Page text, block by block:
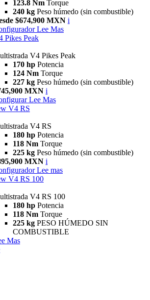
123.8 Nm Torque
240 kg Peso húmedo (sin combustible)
$674,900 MXN i
Lee Mas
Pikes Peak
V4 Pikes Peak
170 hp Potencia
124 Nm Torque
227 kg Peso húmedo (sin combustible)
MXN i
Lee Mas
V4 RS
V4 RS
180 hp Potencia
118 Nm Torque
225 kg Peso húmedo (sin combustible)
MXN i
Lee mas
V4 RS 100
V4 RS 100
180 hp Potencia
118 Nm Torque
225 kg PESO HÚMEDO SIN
COMBUSTIBLE
Mas